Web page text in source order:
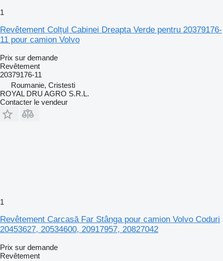
1
Revêtement Colțul Cabinei Dreapta Verde pentru 20379176-
11 pour camion Volvo
Prix sur demande
Revêtement
20379176-11
Roumanie, Cristesti
ROYAL DRU AGRO S.R.L.
Contacter le vendeur
1
Revêtement Carcasă Far Stânga pour camion Volvo Coduri
20453627, 20534600, 20917957, 20827042
Prix sur demande
Revêtement